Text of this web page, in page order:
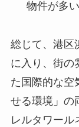
物件が多
総じて、港区
に入り、街の
た国際的な空
せる環境」の
レルタワール